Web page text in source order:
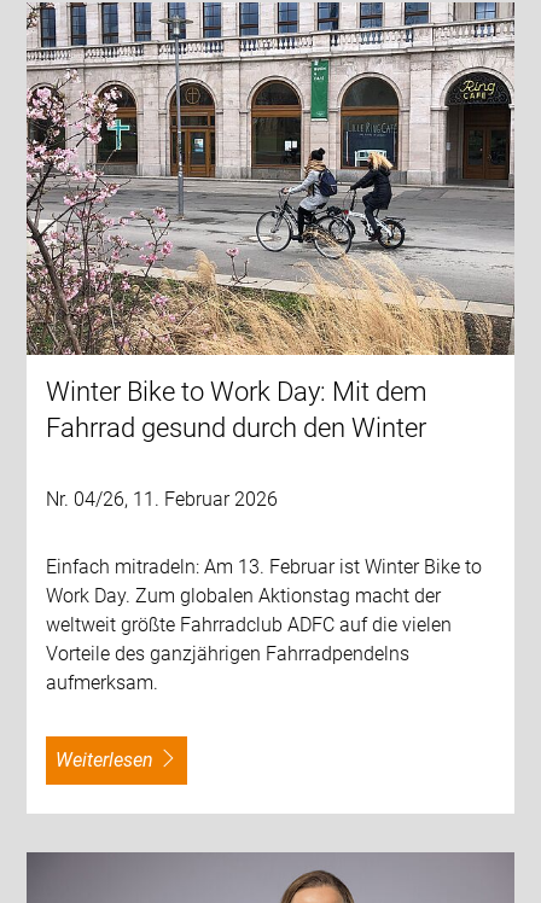
Winter Bike to Work Day: Mit dem
Fahrrad gesund durch den Winter
Nr. 04/26, 11. Februar 2026
Einfach mitradeln: Am 13. Februar ist Winter Bike to
Work Day. Zum globalen Aktionstag macht der
weltweit größte Fahrradclub ADFC auf die vielen
Vorteile des ganzjährigen Fahrradpendelns
aufmerksam.
weiterlesen